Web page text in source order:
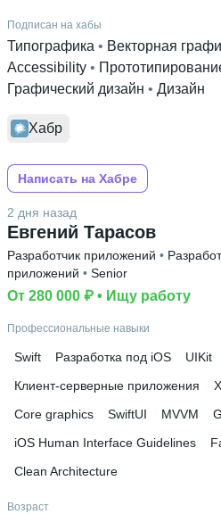
Подписан на хабы
Типографика • Векторная
Accessibility •
Графический дизайн • Дизайн
Хабр
Написать на Хабре
Евгений Тарасов
2 дня назад
Разработчик приложений •
приложений • Senior
От 280 000 ₽ • Ищу работу
Профессиональные навыки
Swift Разработка под iOS UIKit
Клиент-серверные приложения
Core graphics
SwiftUI MVVM
iOS Human Interface Guidelines
Clean Architecture
Возраст